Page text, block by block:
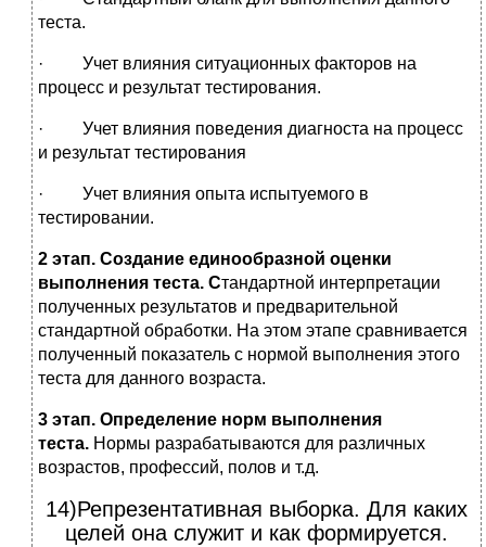
теста.
· Учет влияния ситуационных факторов на
процесс и результат тестирования.
· Учет влияния поведения диагноста на процесс
и результат тестирования
· Учет влияния опыта испытуемого в
тестировании.
2 этап. Создание единообразной оценки
выполнения теста. Стандартной интерпретации
полученных результатов и предварительной
стандартной обработки. На этом этапе сравнивается
полученный показатель с нормой выполнения этого
теста для данного возраста.
3 этап. Определение норм выполнения
теста. Нормы разрабатываются для различных
возрастов, профессий, полов и т.д.
14)Репрезентативная выборка. Для каких
целей она служит и как формируется.